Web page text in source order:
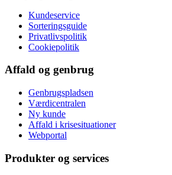
Kundeservice
Sorteringsguide
Privatlivspolitik
Cookiepolitik
Affald og genbrug
Genbrugspladsen
Værdicentralen
Ny kunde
Affald i krisesituationer
Webportal
Produkter og services